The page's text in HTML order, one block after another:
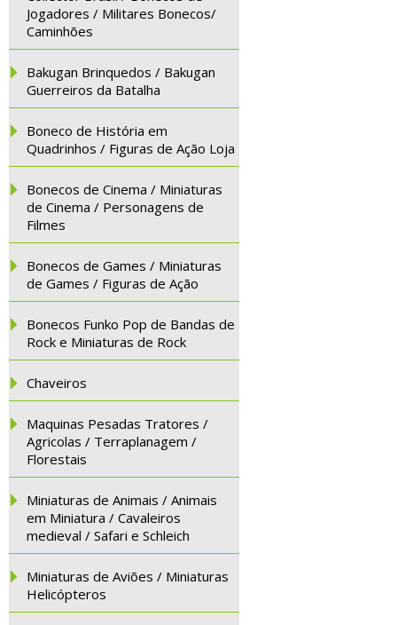
Jogadores / Militares Bonecos/
Caminhões
Bakugan Brinquedos / Bakugan
Guerreiros da Batalha
Boneco de História em
Quadrinhos / Figuras de Ação Loja
Bonecos de Cinema / Miniaturas
de Cinema / Personagens de
Filmes
Bonecos de Games / Miniaturas
de Games / Figuras de Ação
Bonecos Funko Pop de Bandas de
Rock e Miniaturas de Rock
Chaveiros
Maquinas Pesadas Tratores /
Agricolas / Terraplanagem /
Florestais
Miniaturas de Animais / Animais
em Miniatura / Cavaleiros
medieval / Safari e Schleich
Miniaturas de Aviões / Miniaturas
Helicópteros